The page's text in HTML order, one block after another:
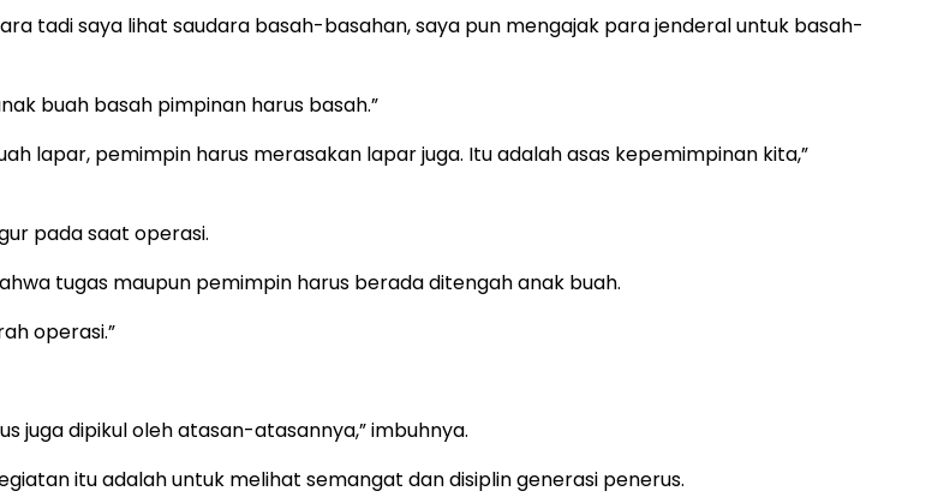
tadi saya lihat saudara basah-basahan, saya pun mengajak para jenderal untuk basah-
buah basah pimpinan harus basah.”
lapar, pemimpin harus merasakan lapar juga. Itu adalah asas kepemimpinan kita,”
pada saat operasi.
tugas maupun pemimpin harus berada ditengah anak buah.
operasi.”
juga dipikul oleh atasan-atasannya,” imbuhnya.
itu adalah untuk melihat semangat dan disiplin generasi penerus.